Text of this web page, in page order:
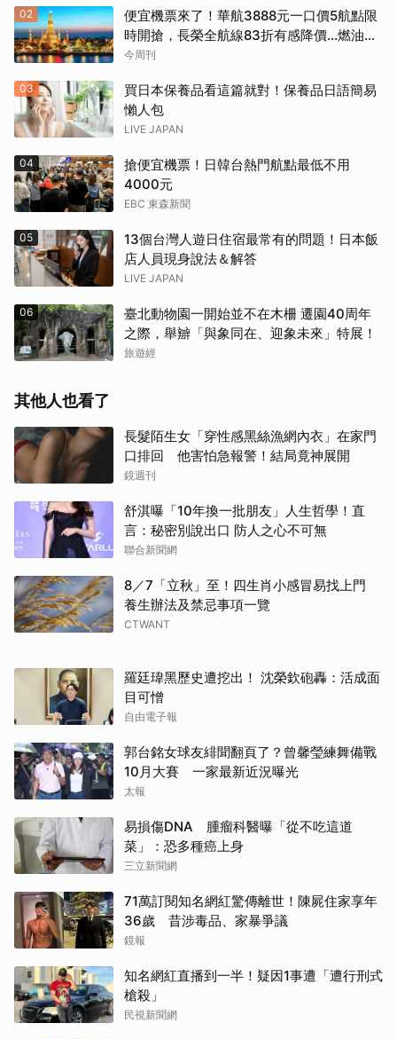
02
便宜機票來了！華航3888元一口價5航點限
時開搶，長榮全航線83折有感降價…燃油稅
8/9調漲早買早省
今周刊
03
買日本保養品看這篇就對！保養品日語簡易
懶人包
LIVE JAPAN
04
搶便宜機票！日韓台熱門航點最低不用
4000元
EBC 東森新聞
05
13個台灣人遊日住宿最常有的問題！日本飯
店人員現身說法＆解答
LIVE JAPAN
06
臺北動物園一開始並不在木柵 遷園40周年
之際，舉辧「與象同在、迎象未來」特展！
旅遊經
其他人也看了
長髮陌生女「穿性感黑絲漁網內衣」在家門
口排回 他害怕急報警！結局竟神展開
鏡週刊
舒淇曝「10年換一批朋友」人生哲學！直
言：秘密別說出口 防人之心不可無
聯合新聞網
8／7「立秋」至！四生肖小感冒易找上門
養生辦法及禁忌事項一覽
CTWANT
羅廷瑋黑歷史遭挖出！ 沈榮欽砲轟：活成面
目可憎
自由電子報
郭台銘女球友緋聞翻頁了？曾馨瑩練舞備戰
10月大賽 一家最新近況曝光
太報
易損傷DNA 腫瘤科醫曝「從不吃這道
菜」：恐多種癌上身
三立新聞網
71萬訂閱知名網紅驚傳離世！陳屍住家享年
36歲 昔涉毒品、家暴爭議
鏡報
知名網紅直播到一半！疑因1事遭「遭行刑式
槍殺」
民視新聞網